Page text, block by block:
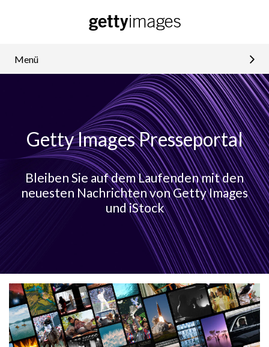
Menü
Getty Images Presseportal
Bleiben Sie auf dem Laufenden mit den
neuesten Nachrichten von Getty Images
und iStock